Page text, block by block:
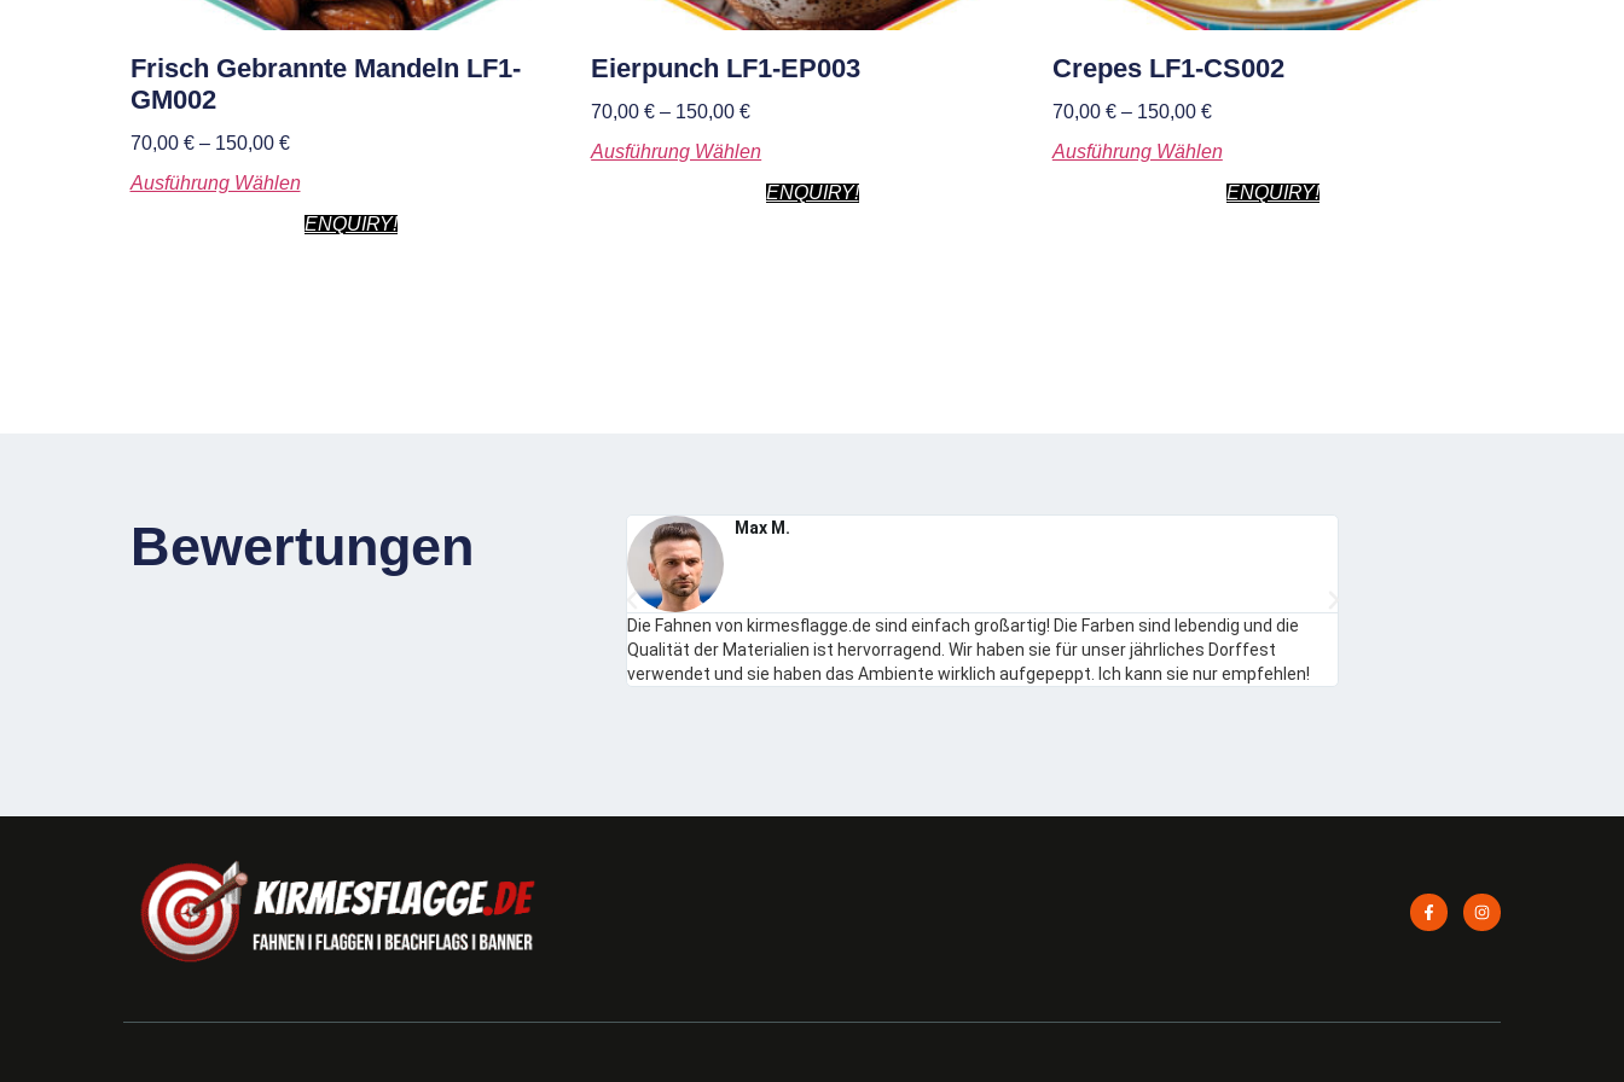
Frisch Gebrannte Mandeln LF1-
GM002
70,00 € – 150,00 €
Ausführung Wählen
ENQUIRY!
Eierpunch LF1-EP003
70,00€ – 150,00€
Ausführung Wählen
ENQUIRY!
Crepes LF1-CS002
70,00 € – 150,00 €
Ausführung Wählen
ENQUIRY!
Bewertungen Max M.
Die Fahnen von kirmesflagge.de sind einfach großartig! Die Farben sind lebendig und die
Qualität der Materialien ist hervorragend. Wir haben sie für unser jährliches Dorffest
verwendet und sie haben das Ambiente wirklich aufgepeppt. Ich kann sie nur empfehlen!